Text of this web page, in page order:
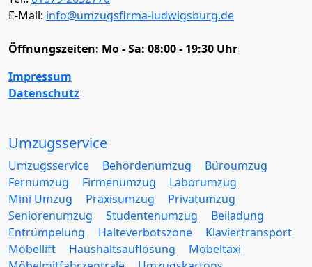
E-Mail: info@umzugsfirma-ludwigsburg.de
Öffnungszeiten: Mo - Sa: 08:00 - 19:30 Uhr
Impressum
Datenschutz
Umzugsservice
Umzugsservice Behördenumzug
Büroumzug
Fernumzug
Firmenumzug
Laborumzug
Mini Umzug
Praxisumzug
Privatumzug
Seniorenumzug
Studentenumzug
Beiladung
Entrümpelung
Halteverbotszone
Klaviertransport
Möbellift
Haushaltsauflösung
Möbeltaxi